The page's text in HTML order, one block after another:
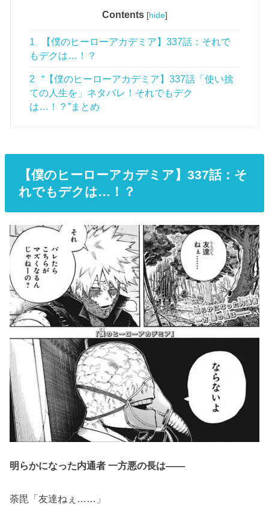
Contents [hide]
1
【僕のヒーローアカデミア】337話：それで
もデクは…！？
2
“【僕のヒーローアカデミア】337話「使い捨
ての人生を」ネタバレ！それでもデク
は…！？”まとめ
【僕のヒーローアカデミア】337話：そ
れでもデクは…！？
明らかになった内通者 一方悪の長は――
荼毘「友達ねぇ……」